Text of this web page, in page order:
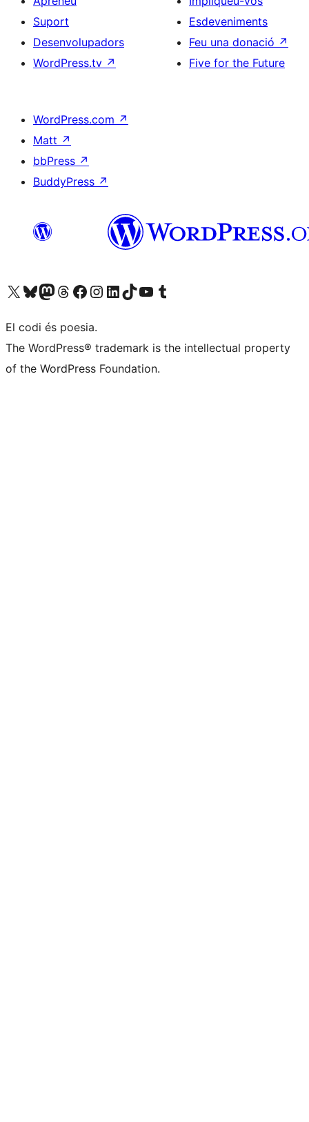
Suport
Desenvolupadors
WordPress.tv ↗
Esdeveniments
Feu una donació ↗
Five for the Future
WordPress.com ↗
Matt ↗
bbPress ↗
BuddyPress ↗
Visiteu el nostre compte X (abans Twitter)
Visiteu el nostre compte de Bluesky
Visiteu el nostre compte al Mastodon
Visiteu el nostre compte de Threads
Visiteu la nostra pàgina al Facebook
Visiteu el nostre compte d'Instagram
Visiteu el nostre compte de LinkedIn
Visiteu el nostre compte de TikTok
Visiteu el nostre canal al YouTube
Visiteu el nostre compte de Tumblr
El codi és poesia.
The WordPress® trademark is the intellectual property
of the WordPress Foundation.